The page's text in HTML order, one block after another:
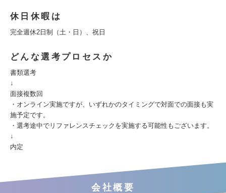
休日休暇は
完全週休2日制（土・日）、祝日
どんな選考プロセスか
書類選考
↓
面接複数回
・オンライン実施ですが、いずれかのタイミングで対面での面接も実
施予定です。
・選考途中でリファレンスチェックを実施する可能性もございます。
↓
内定
会社概要